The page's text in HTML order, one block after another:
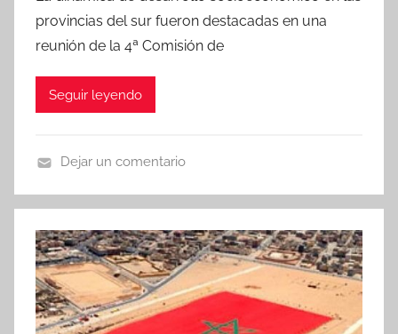
provincias del sur fueron destacadas en una
reunión de la 4ª Comisión de
Seguir leyendo
o
t
i
c
i
a
Dejar un comentario